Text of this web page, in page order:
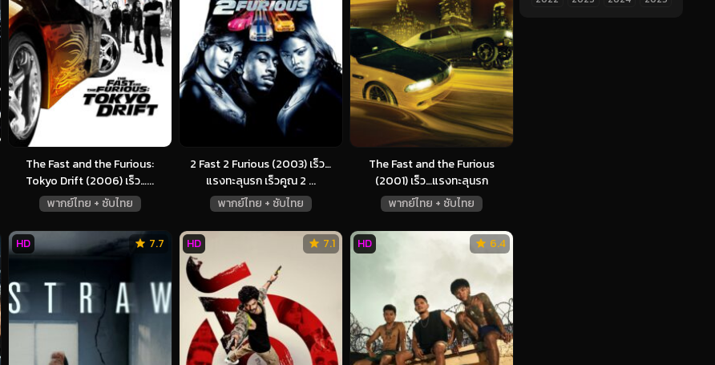
The Fast and the Furious:
Tokyo Drift (2006) เร็ว…...
พากย์ไทย + ซับไทย
2 Fast 2 Furious (2003) เร็ว…
แรงทะลุนรก เร็วคูณ 2 ...
พากย์ไทย + ซับไทย
The Fast and the Furious
(2001) เร็ว…แรงทะลุนรก
พากย์ไทย + ซับไทย
7.7
HD 7.1
HD 6.4
HD